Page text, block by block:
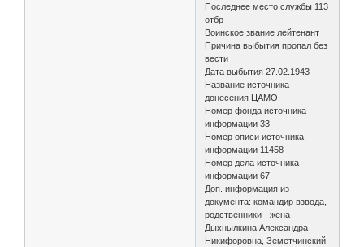
Последнее место службы 113
отбр
Воинское звание лейтенант
Причина выбытия пропал без
вести
Дата выбытия 27.02.1943
Название источника
донесения ЦАМО
Номер фонда источника
информации 33
Номер описи источника
информации 11458
Номер дела источника
информации 67.
Доп. информация из
документа: командир взвода,
родственники - жена
Дыхнылкина Александра
Никифоровна, Земетчинский